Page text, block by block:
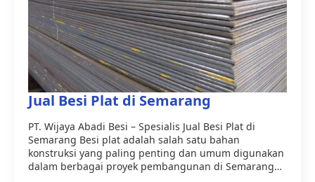
Jual Besi Plat di Semarang
PT. Wijaya Abadi Besi – Spesialis Jual Besi Plat di
Semarang Besi plat adalah salah satu bahan
konstruksi yang paling penting dan umum digunakan
dalam berbagai proyek pembangunan di Semarang…